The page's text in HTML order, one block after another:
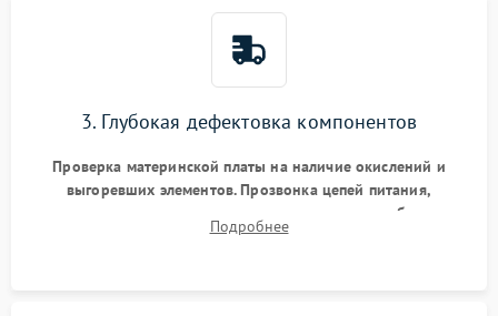
3. Глубокая дефектовка компонентов
Проверка материнской платы на наличие окислений и
выгоревших элементов. Прозвонка цепей питания,
тестирование приводных моторов колес и турбины
всасывания. Оценка состояния оптических и инфракрасных
Подробнее